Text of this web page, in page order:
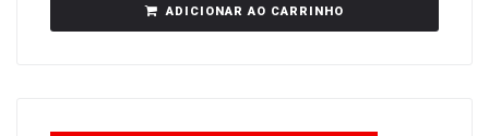
ADICIONAR AO CARRINHO